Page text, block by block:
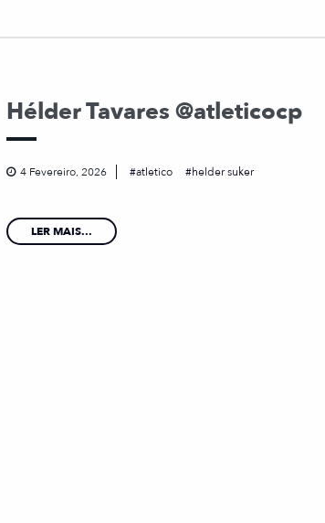
Hélder Tavares @atleticocp
4 Fevereiro, 2026 atletico helder suker
LER MAIS...